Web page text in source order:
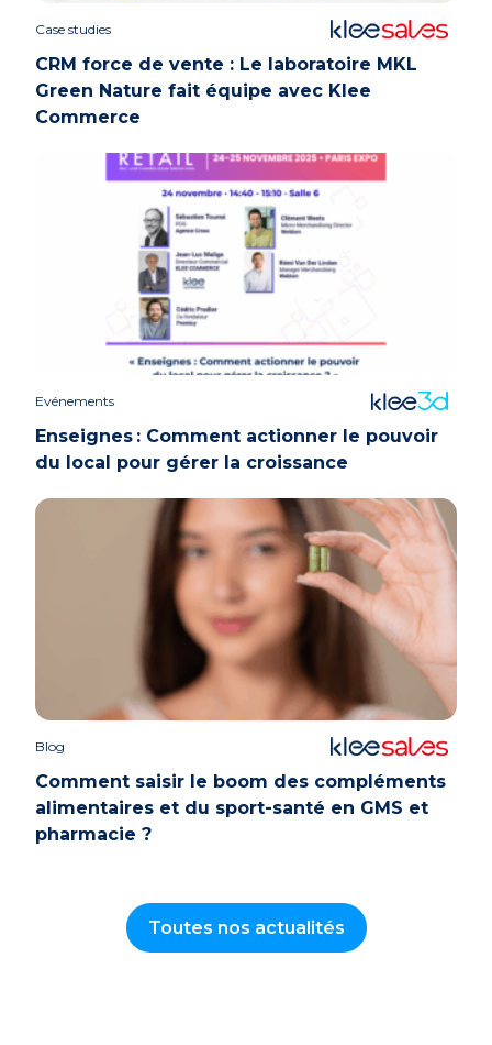
Case studies
CRM force de vente : Le laboratoire MKL
Green Nature fait équipe avec Klee
Commerce
Evénements
Enseignes : Comment actionner le pouvoir
du local pour gérer la croissance
Blog
Comment saisir le boom des compléments
alimentaires et du sport-santé en GMS et
pharmacie ?
Toutes nos actualités